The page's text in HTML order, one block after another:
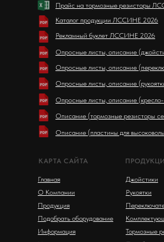
Опросные листы, описание
КАРТА САЙТА
Главная
О Компании
Продукция
Подобрать оборудование
Информация
Джойстики
Рукоятки
Тормозные
Опросные листы, описание
Прайс на тормозные резисторы
Опросные листы, описание
Каталог продукции ЛССИНЕ 2026
Рекламный буклет ЛССИНЕ 2026
Опросные листы, описание (кресло-
Описание (тормозные резисторы
Описание (пластины для